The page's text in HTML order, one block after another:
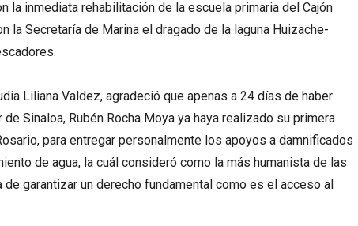
la inmediata rehabilitación de la escuela primaria del Cajón
la Secretaría de Marina el dragado de la laguna Huizache-
Liliana Valdez, agradeció que apenas a 24 días de haber
Sinaloa, Rubén Rocha Moya ya haya realizado su primera
para entregar personalmente los apoyos a damnificados
de agua, la cuál consideró como la más humanista de las
garantizar un derecho fundamental como es el acceso al